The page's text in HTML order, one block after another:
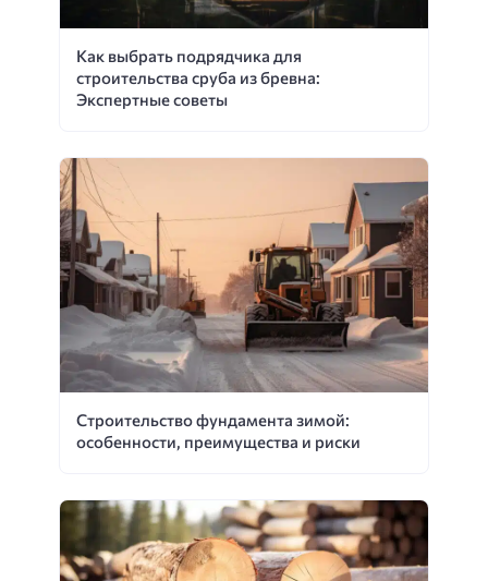
Как выбрать подрядчика для
строительства сруба из бревна:
Экспертные советы
Строительство фундамента зимой:
особенности, преимущества и риски